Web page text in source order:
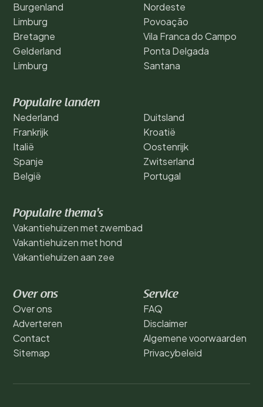
Burgenland
Limburg
Bretagne
Gelderland
Limburg
Nordeste
Povoação
Vila Franca do Campo
Ponta Delgada
Santana
Populaire landen
Nederland
Frankrijk
Italië
Spanje
België
Duitsland
Kroatië
Oostenrijk
Zwitserland
Portugal
Populaire thema's
Vakantiehuizen met zwembad
Vakantiehuizen met hond
Vakantiehuizen aan zee
Over ons
Over ons
Adverteren
Contact
Sitemap
Service
FAQ
Disclaimer
Algemene voorwaarden
Privacybeleid